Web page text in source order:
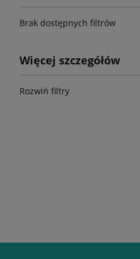
Brak dostępnych filtrów
Więcej szczegółów
Rozwiń filtry